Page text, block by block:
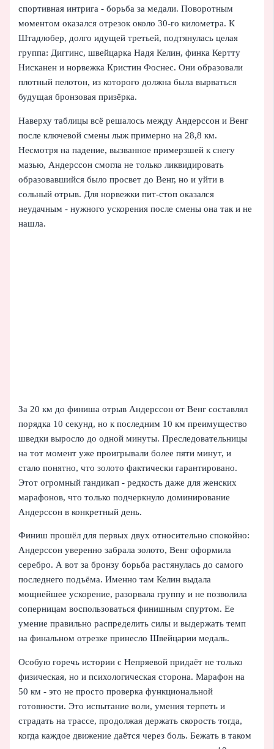
спортивная интрига - борьба за медали. Поворотным
моментом оказался отрезок около 30-го километра. К
Штадлобер, долго идущей третьей, подтянулась целая
группа: Диггинс, швейцарка Надя Келин, финка Кертту
Нисканен и норвежка Кристин Фоснес. Они образовали
плотный пелотон, из которого должна была вырваться
будущая бронзовая призёрка.
Наверху таблицы всё решалось между Андерссон и Венг
после ключевой смены лыж примерно на 28,8 км.
Несмотря на падение, вызванное примерзшей к снегу
мазью, Андерссон смогла не только ликвидировать
образовавшийся было просвет до Венг, но и уйти в
сольный отрыв. Для норвежки пит-стоп оказался
неудачным - нужного ускорения после смены она так и не
нашла.
За 20 км до финиша отрыв Андерссон от Венг составлял
порядка 10 секунд, но к последним 10 км преимущество
шведки выросло до одной минуты. Преследовательницы
на тот момент уже проигрывали более пяти минут, и
стало понятно, что золото фактически гарантировано.
Этот огромный гандикап - редкость даже для женских
марафонов, что только подчеркнуло доминирование
Андерссон в конкретный день.
Финиш прошёл для первых двух относительно спокойно:
Андерссон уверенно забрала золото, Венг оформила
серебро. А вот за бронзу борьба растянулась до самого
последнего подъёма. Именно там Келин выдала
мощнейшее ускорение, разорвала группу и не позволила
соперницам воспользоваться финишным спуртом. Ее
умение правильно распределить силы и выдержать темп
на финальном отрезке принесло Швейцарии медаль.
Особую горечь истории с Непряевой придаёт не только
физическая, но и психологическая сторона. Марафон на
50 км - это не просто проверка функциональной
готовности. Это испытание воли, умения терпеть и
страдать на трассе, продолжая держать скорость тогда,
когда каждое движение даётся через боль. Бежать в таком